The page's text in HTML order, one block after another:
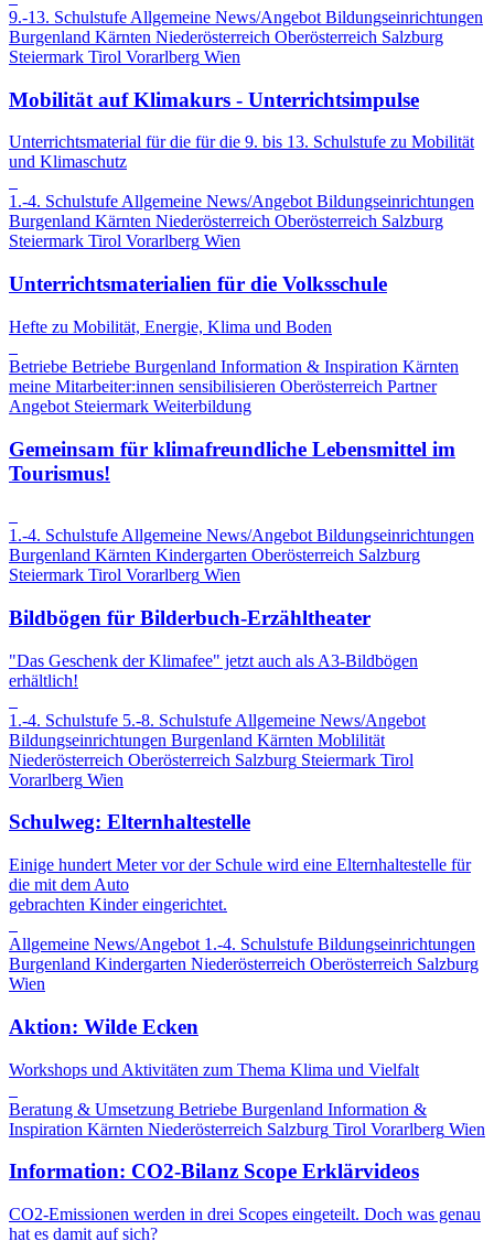
9.-13. Schulstufe Allgemeine News/Angebot Bildungseinrichtungen
Burgenland Kärnten Niederösterreich Oberösterreich Salzburg
Steiermark Tirol Vorarlberg Wien
Mobilität auf Klimakurs - Unterrichtsimpulse
Unterrichtsmaterial für die für die 9. bis 13. Schulstufe zu Mobilität
und Klimaschutz
1.-4. Schulstufe Allgemeine News/Angebot Bildungseinrichtungen
Burgenland Kärnten Niederösterreich Oberösterreich Salzburg
Steiermark Tirol Vorarlberg Wien
Unterrichtsmaterialien für die Volksschule
Hefte zu Mobilität, Energie, Klima und Boden
Betriebe Betriebe Burgenland Information & Inspiration Kärnten
meine Mitarbeiter:innen sensibilisieren Oberösterreich Partner
Angebot Steiermark Weiterbildung
Gemeinsam für klimafreundliche Lebensmittel im
Tourismus!
1.-4. Schulstufe Allgemeine News/Angebot Bildungseinrichtungen
Burgenland Kärnten Kindergarten Oberösterreich Salzburg
Steiermark Tirol Vorarlberg Wien
Bildbögen für Bilderbuch-Erzähltheater
"Das Geschenk der Klimafee" jetzt auch als A3-Bildbögen
erhältlich!
1.-4. Schulstufe 5.-8. Schulstufe Allgemeine News/Angebot
Bildungseinrichtungen Burgenland Kärnten Moblilität
Niederösterreich Oberösterreich Salzburg Steiermark Tirol
Vorarlberg Wien
Schulweg: Elternhaltestelle
Einige hundert Meter vor der Schule wird eine Elternhaltestelle für
die mit dem Auto
gebrachten Kinder eingerichtet.
Allgemeine News/Angebot 1.-4. Schulstufe Bildungseinrichtungen
Burgenland Kindergarten Niederösterreich Oberösterreich Salzburg
Wien
Aktion: Wilde Ecken
Workshops und Aktivitäten zum Thema Klima und Vielfalt
Beratung & Umsetzung Betriebe Burgenland Information &
Inspiration Kärnten Niederösterreich Salzburg Tirol Vorarlberg Wien
Information: CO2-Bilanz Scope Erklärvideos
CO2-Emissionen werden in drei Scopes eingeteilt. Doch was genau
hat es damit auf sich?